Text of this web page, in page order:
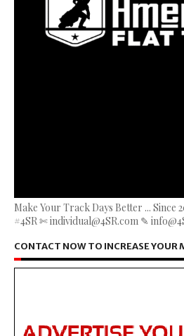
Make Your Track Days Better ...
#4SR ✄ individual@4SR.com ✎
CONTACT NOW TO INCREASE YOUR